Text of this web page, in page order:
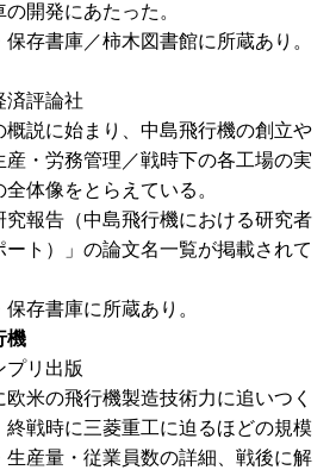
開発にあたった。
存書庫／柿木図書館に所蔵あり。
済評論社
説に始まり、中島飛行機の創立や
・労務管理／戦時下の各工場の実
体像をとらえている。
究報告（中島飛行機における研究者
ト）」の論文名一覧が掲載されて
存書庫に所蔵あり。
機
プリ出版
米の飛行機製造技術力に追いつく
戦時に三菱重工に迫るほどの規模
生産量・従業員数の詳細、戦後に解